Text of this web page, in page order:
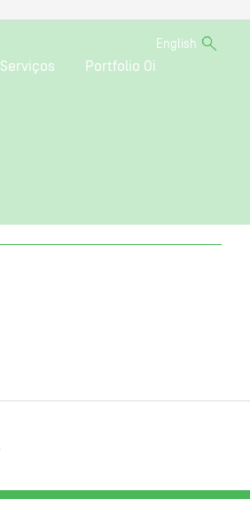
English
Serviços Portfolio Oi